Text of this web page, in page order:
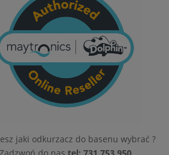
jaki odkurzacz do basenu wybrać ?